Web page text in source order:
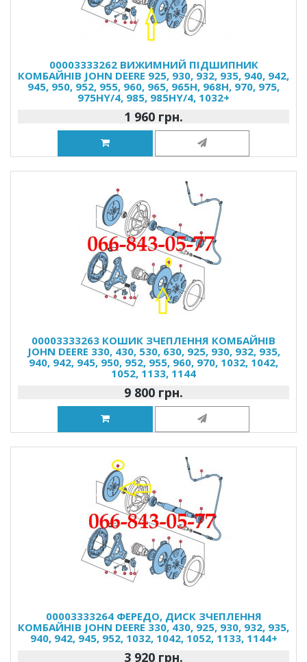
00003333262 ВИЖИМНИЙ ПІДШИПНИК
КОМБАЙНІВ JOHN DEERE 925, 930, 932, 935, 940, 942,
945, 950, 952, 955, 960, 965, 965H, 968H, 970, 975,
975HY/4, 985, 985HY/4, 1032+
1 960 грн.
00003333263 КОШИК ЗЧЕПЛЕННЯ КОМБАЙНІВ
JOHN DEERE 330, 430, 530, 630, 925, 930, 932, 935,
940, 942, 945, 950, 952, 955, 960, 970, 1032, 1042,
1052, 1133, 1144
9 800 грн.
00003333264 ФЕРЕДО, ДИСК ЗЧЕПЛЕННЯ
КОМБАЙНІВ JOHN DEERE 330, 430, 925, 930, 932, 935,
940, 942, 945, 952, 1032, 1042, 1052, 1133, 1144+
3 920 грн.